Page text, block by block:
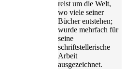
reist um die Welt,
wo viele seiner
Bücher entstehen;
wurde mehrfach für
seine
schriftstellerische
Arbeit
ausgezeichnet.